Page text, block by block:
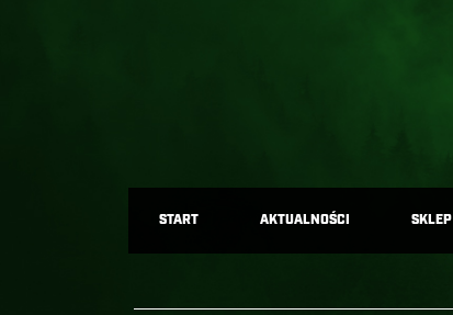
START AKTUALNOŚCI SKLEP